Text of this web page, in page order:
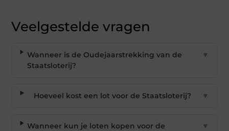
Veelgestelde vragen
Wanneer is de Oudejaarstrekking van de
Staatsloterij?
▼
Hoeveel kost een lot voor de Staatsloterij? ▼
Wanneer kun je loten kopen voor de
▼